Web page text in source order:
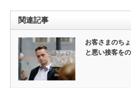
関連記事
お客さまのち
と悪い接客を